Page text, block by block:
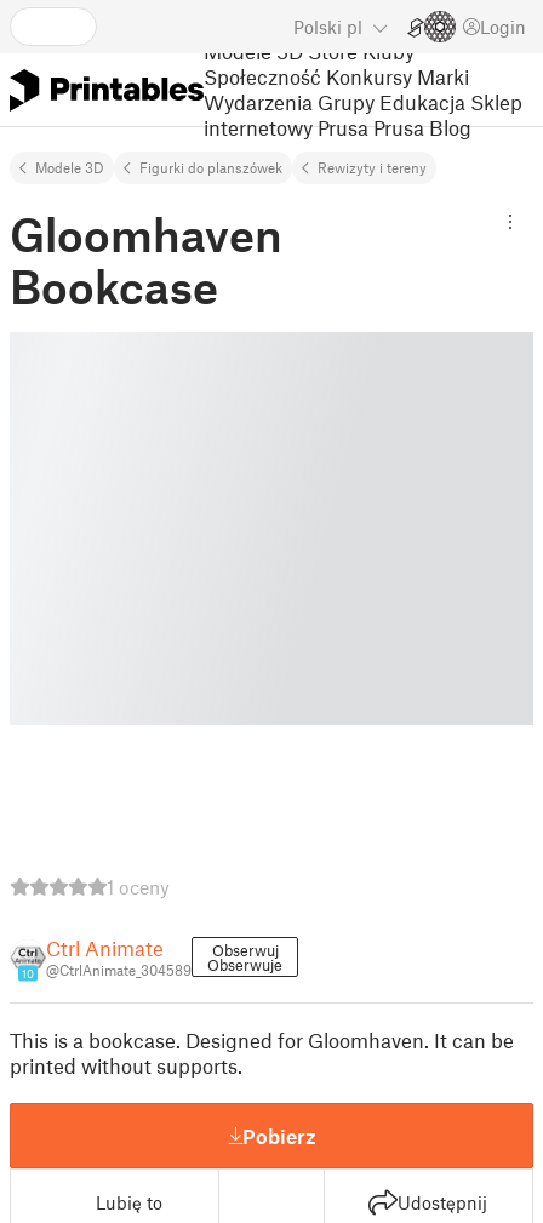
Polski pl Login
Modele 3D Store Kluby
Społeczność Konkursy Marki
Wydarzenia Grupy Edukacja Sklep
internetowy Prusa Prusa Blog
Modele 3D Figurki do planszówek Rewizyty i tereny
Gloomhaven
Bookcase
1 oceny
10
Ctrl Animate
@CtrlAnimate_304589
Obserwuj
Obserwuje
This is a bookcase. Designed for Gloomhaven. It can be
printed without supports.
Pobierz
Lubię to Udostępnij